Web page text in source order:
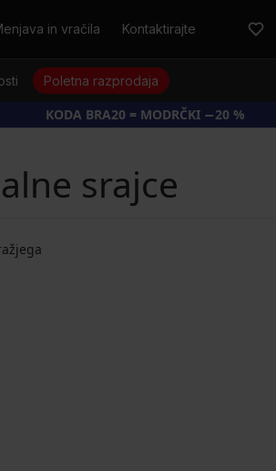
in vračila Kontaktirajte
Poletna razprodaja
KODA BRA20 = MODRČKI −20 %
srajce